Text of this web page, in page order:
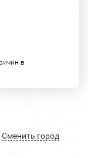
в
Cменить город